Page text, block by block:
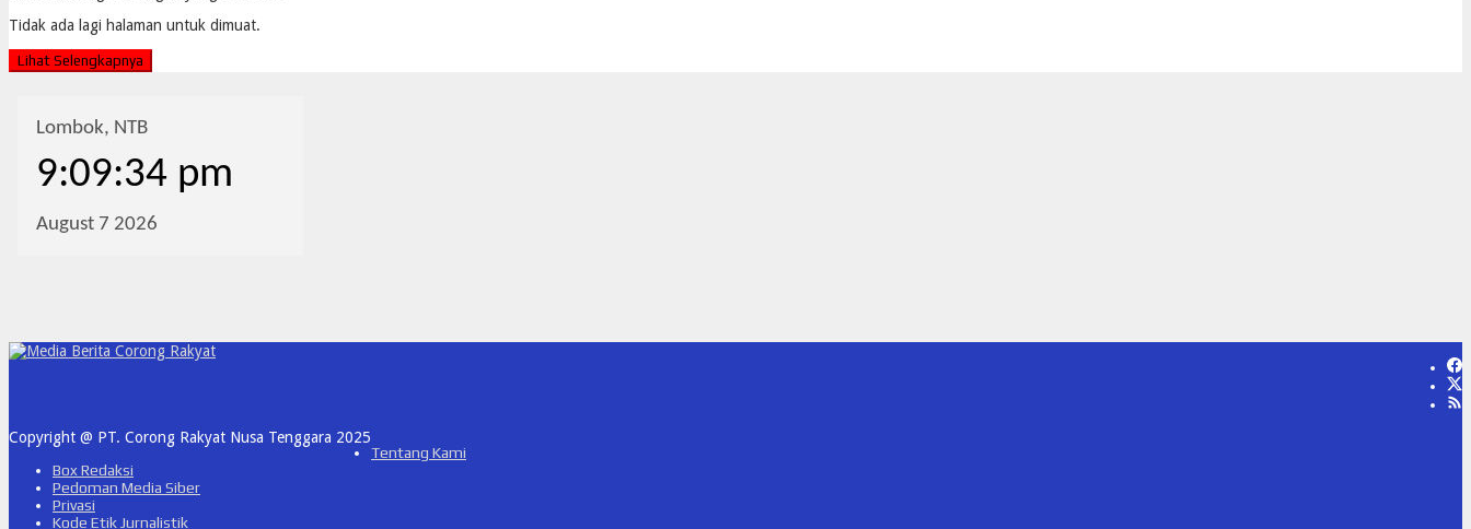
Tidak ada lagi halaman untuk dimuat.
Lihat Selengkapnya
Copyright @ PT. Corong Rakyat Nusa Tenggara 2025
Tentang Kami
Box Redaksi
Pedoman Media Siber
Privasi
Kode Etik Jurnalistik